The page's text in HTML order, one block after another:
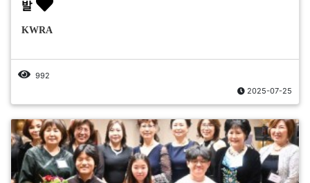
발
KWRA
992
2025-07-25